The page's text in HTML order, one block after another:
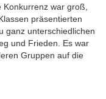
war groß,
präsentierten
ganz unterschiedlichen
und Frieden. Es war
Gruppen auf die